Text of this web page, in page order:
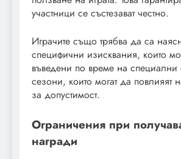
участници се състезават честно.
Играчите също трябва да са
специфични изисквания, които
въведени по време на специални
сезони, които могат да повлияят
за допустимост.
Ограничения при
награди